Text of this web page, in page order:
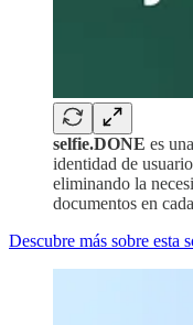
selfie.DONE es
identidad de
eliminando la
documentos en cada
Descubre más sobre esta